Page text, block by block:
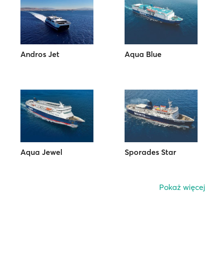
Andros Jet Aqua Blue
Aqua Jewel Sporades Star
Pokaż więcej